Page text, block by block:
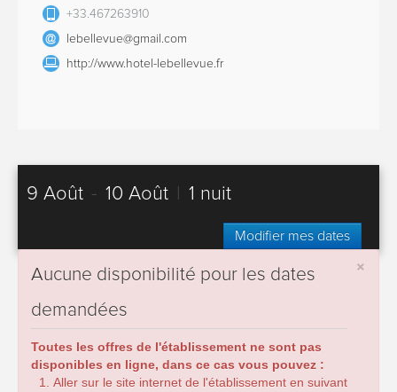
+33.467263910
lebellevue@gmail.com
http://www.hotel-lebellevue.fr
9 Août - 10 Août 1 nuit
Modifier mes dates
×
Aucune disponibilité pour les dates
demandées
Toutes les offres de l'établissement ne sont pas
disponibles en ligne, dans ce cas vous pouvez :
Aller sur le site internet de l'établissement en suivant